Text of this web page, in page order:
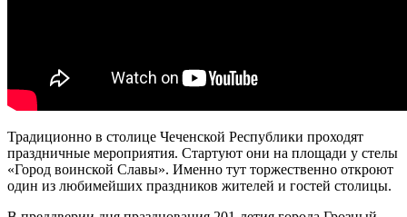
Традиционно в столице Чеченской Республики проходят
праздничные мероприятия. Стартуют они на площади у стелы
«Город воинской Славы». Именно тут торжественно откроют
один из любимейших праздников жителей и гостей столицы.